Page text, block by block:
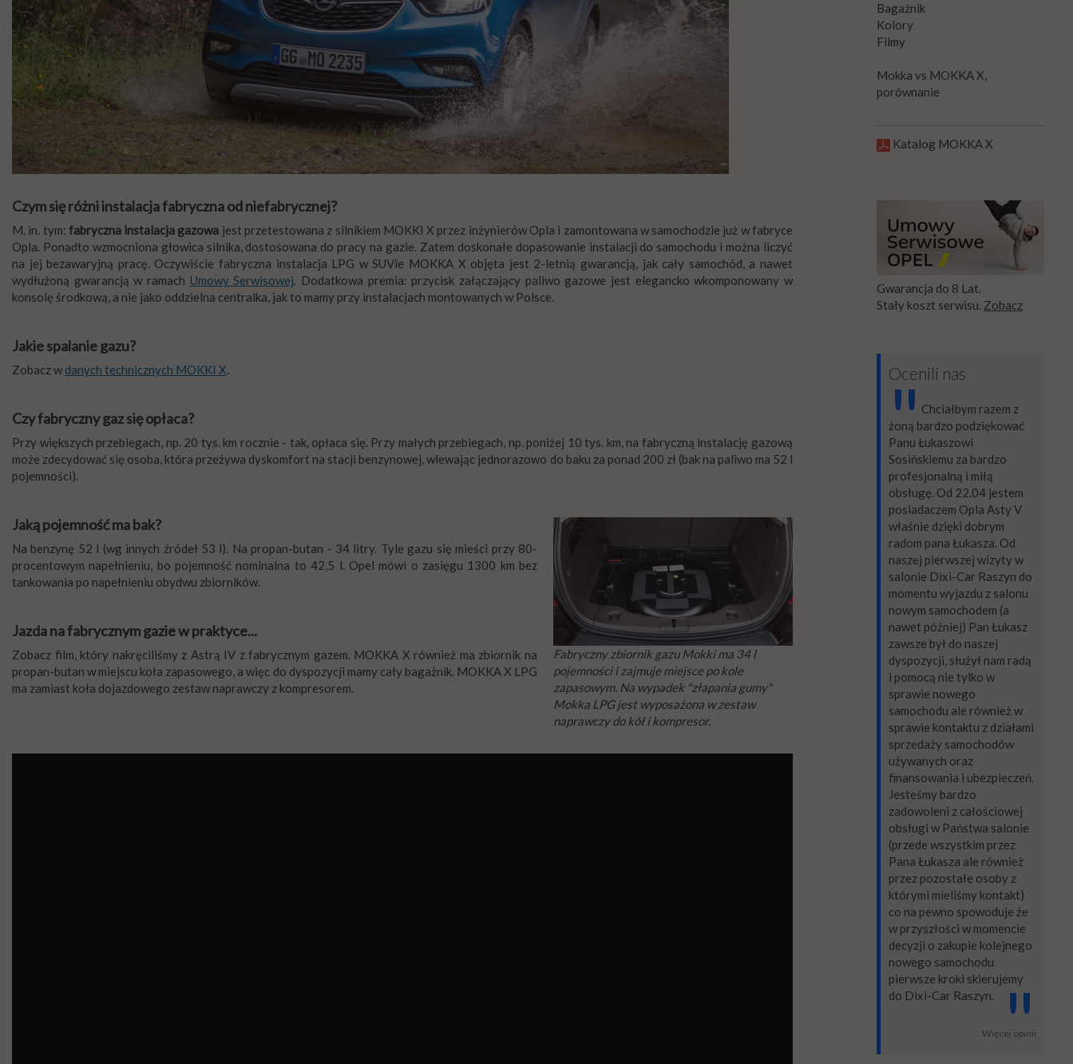
Czym się różni instalacja fabryczna od niefabrycznej?
M. in. tym: fabryczna instalacja gazowa jest przetestowana z silnikiem MOKKI X przez inżynierów Opla i zamontowana w samochodzie już w fabryce
Opla. Ponadto wzmocniona głowica silnika, dostosowana do pracy na gazie. Zatem doskonałe dopasowanie instalacji do samochodu i można liczyć
na jej bezawaryjną pracę. Oczywiście fabryczna instalacja LPG w SUVie MOKKA X objęta jest 2-letnią gwarancją, jak cały samochód, a nawet
wydłużoną gwarancją w ramach Umowy Serwisowej. Dodatkowa premia: przycisk załączający paliwo gazowe jest elegancko wkomponowany w
konsolę środkową, a nie jako oddzielna centralka, jak to mamy przy instalacjach montowanych w Polsce.
Jakie spalanie gazu?
Zobacz w danych technicznych MOKKI X.
Czy fabryczny gaz się opłaca?
Przy większych przebiegach, np. 20 tys. km rocznie - tak, opłaca się. Przy małych przebiegach, np. poniżej 10 tys. km, na fabryczną instalację gazową
może zdecydować się osoba, która przeżywa dyskomfort na stacji benzynowej, wlewając jednorazowo do baku za ponad 200 zł (bak na paliwo ma 52 l
pojemności).
Fabryczny zbiornik gazu Mokki ma 34 l
pojemności i zajmuje miejsce po kole
zapasowym. Na wypadek "złapania gumy"
Mokka LPG jest wyposażona w zestaw
naprawczy do kół i kompresor.
Jaką pojemność ma bak?
Na benzynę 52 l (wg innych źródeł 53 l). Na propan-butan - 34 litry. Tyle gazu się mieści przy 80-
procentowym napełnieniu, bo pojemność nominalna to 42,5 l. Opel mówi o zasięgu 1300 km bez
tankowania po napełnieniu obydwu zbiorników.
Jazda na fabrycznym gazie w praktyce...
Zobacz film, który nakręciliśmy z Astrą IV z fabrycznym gazem. MOKKA X również ma zbiornik na
propan-butan w miejscu koła zapasowego, a więc do dyspozycji mamy cały bagażnik. MOKKA X LPG
ma zamiast koła dojazdowego zestaw naprawczy z kompresorem.
Bagażnik
Kolory
Filmy
Mokka vs MOKKA X,
porównanie
Katalog MOKKA X
Gwarancja do 8 Lat.
Stały koszt serwisu. Zobacz
Ocenili nas
"Chciałbym razem z
żoną bardzo podziękować
Panu Łukaszowi
Sosińskiemu za bardzo
profesjonalną i miłą
obsługę. Od 22.04 jestem
posiadaczem Opla Asty V
właśnie dzięki dobrym
radom pana Łukasza. Od
naszej pierwszej wizyty w
salonie Dixi-Car Raszyn do
momentu wyjazdu z salonu
nowym samochodem (a
nawet później) Pan Łukasz
zawsze był do naszej
dyspozycji, służył nam radą
i pomocą nie tylko w
sprawie nowego
samochodu ale również w
sprawie kontaktu z działami
sprzedaży samochodów
używanych oraz
finansowania i ubezpieczeń.
Jesteśmy bardzo
zadowoleni z całościowej
obsługi w Państwa salonie
(przede wszystkim przez
Pana Łukasza ale również
przez pozostałe osoby z
którymi mieliśmy kontakt)
co na pewno spowoduje że
w przyszłości w momencie
decyzji o zakupie kolejnego
nowego samochodu
pierwsze kroki skierujemy
do Dixi-Car Raszyn.
"
Więcej opinii